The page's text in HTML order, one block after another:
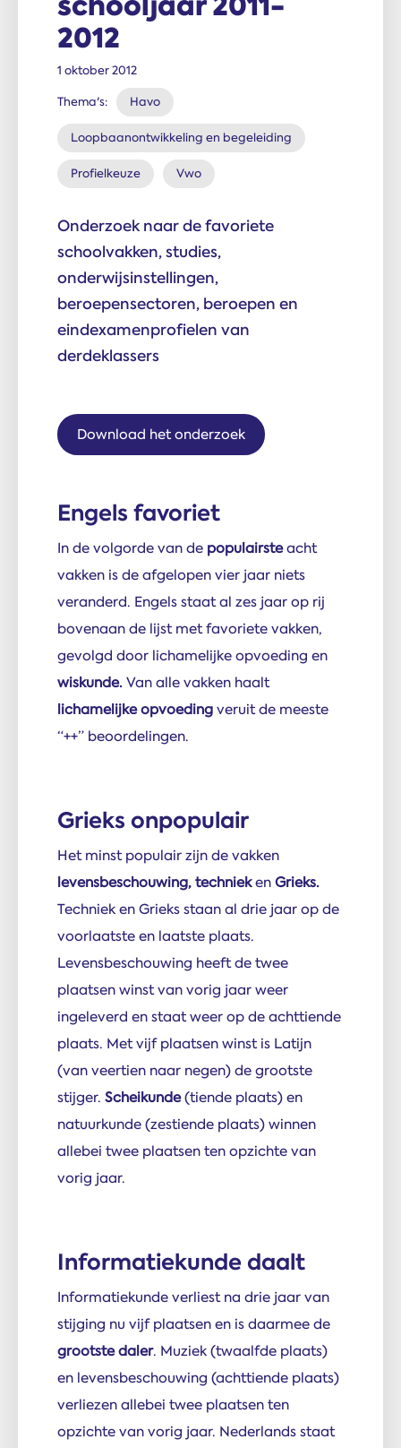
2012
1 oktober 2012
Thema's: Havo
Loopbaanontwikkeling en begeleiding
Profielkeuze Vwo
Onderzoek naar de favoriete
schoolvakken, studies,
onderwijsinstellingen,
beroepensectoren, beroepen en
eindexamenprofielen van
derdeklassers
Download het onderzoek
Engels favoriet
In de volgorde van de populairsteacht
vakken is de afgelopen vier jaar niets
veranderd. Engels staat al zes jaar op rij
bovenaan de lijst met favoriete vakken,
gevolgd door lichamelijke opvoeding en
wiskunde.Van alle vakken haalt
lichamelijke opvoedingveruit de meeste
“++” beoordelingen.
Grieks onpopulair
Het minst populair zijn de vakken
levensbeschouwing, techniekenGrieks.
Techniek en Grieks staan al drie jaar op de
voorlaatste en laatste plaats.
Levensbeschouwing heeft de twee
plaatsen winst van vorig jaar weer
ingeleverd en staat weer op de achttiende
plaats. Met vijf plaatsen winst is Latijn
(van veertien naar negen) de grootste
stijger. Scheikunde(tiende plaats) en
natuurkunde (zestiende plaats) winnen
allebei twee plaatsen ten opzichte van
vorig jaar.
Informatiekunde daalt
Informatiekunde verliest na drie jaar van
stijging nu vijf plaatsen en is daarmee de
grootste daler. Muziek (twaalfde plaats)
en levensbeschouwing (achttiende plaats)
verliezen allebei twee plaatsen ten
opzichte van vorig jaar. Nederlands staat